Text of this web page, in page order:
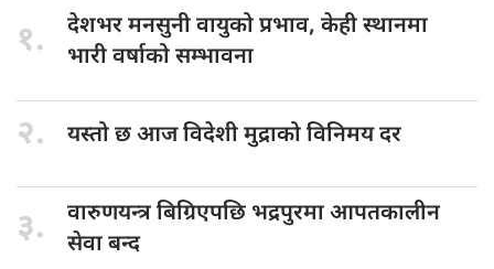
१. देशभर मनसुनीवायुको प्रभाव, केही स्थानमा
भारी वर्षाको सम्भावना
२. यस्तो छआज विदेशी मुद्राको विनिमय दर
३. वारुणयन्त्र बिग्रिएपछि भद्रपुरमा आपतकालीन
सेवा बन्द